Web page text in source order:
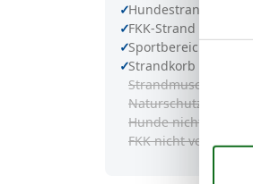
Hundestrand
FKK-Strand
Sportbereich
Strandkorb
Strandmuscheln
Naturschutzgebiet
Hunde nicht verboten
FKK nicht verboten